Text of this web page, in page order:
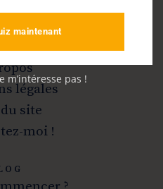
légales
site
moi !
maintenant
m’intéresse pas !